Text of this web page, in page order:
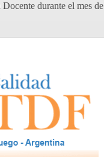
durante el mes de